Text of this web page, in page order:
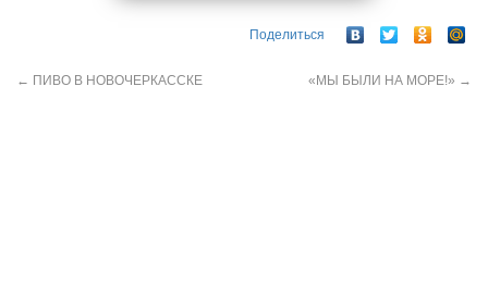
Поделиться
← ПИВО В НОВОЧЕРКАССКЕ «МЫ БЫЛИ НА МОРЕ!» →